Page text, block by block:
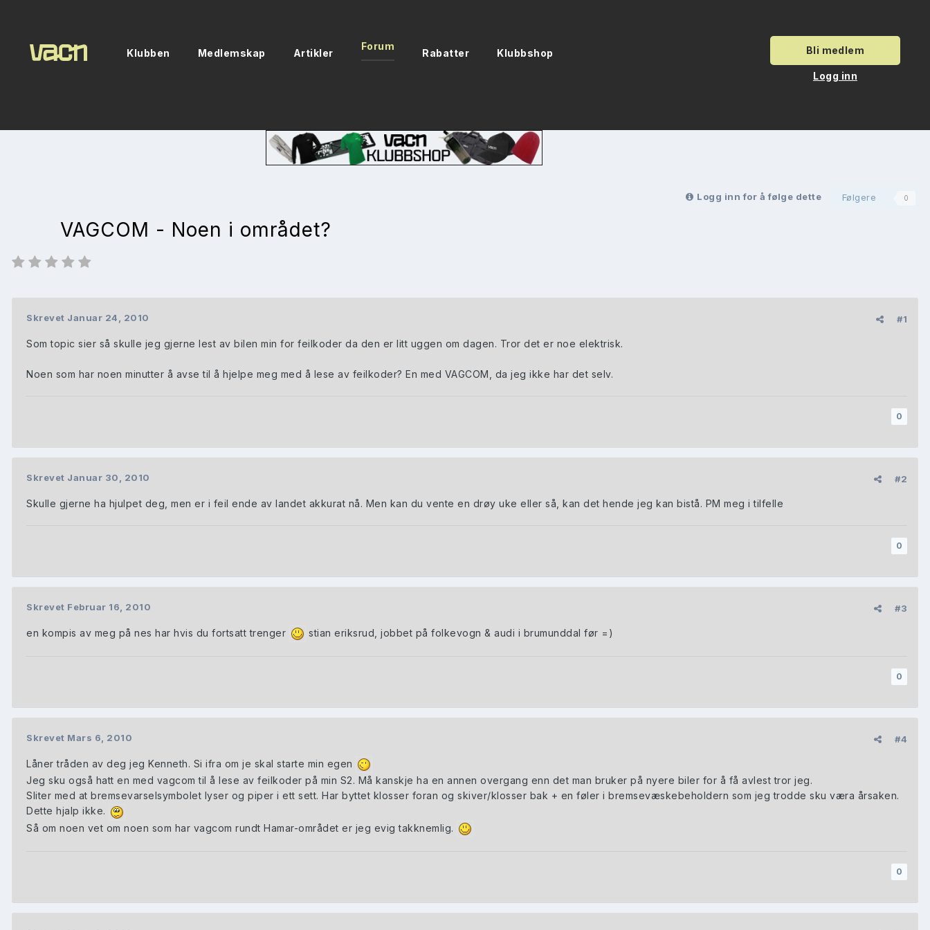
Klubben Medlemskap Artikler
Forum
Rabatter Klubbshop Bli medlem
Logg inn
Logg inn for å følge dette Følgere 0
VAGCOM - Noen i området?
#1
Skrevet Januar 24, 2010
Som topic sier så skulle jeg gjerne lest av bilen min for feilkoder da den er litt uggen om dagen. Tror det er noe elektrisk.
Noen som har noen minutter å avse til å hjelpe meg med å lese av feilkoder? En med VAGCOM, da jeg ikke har det selv.
0
#2
Skrevet Januar 30, 2010
Skulle gjerne ha hjulpet deg, men er i feil ende av landet akkurat nå. Men kan du vente en drøy uke eller så, kan det hende jeg kan bistå. PM meg i tilfelle
0
#3
Skrevet Februar 16, 2010
en kompis av meg på nes har hvis du fortsatt trenger stian eriksrud, jobbet på folkevogn & audi i brumunddal før =)
0
#4
Skrevet Mars 6, 2010
Låner tråden av deg jeg Kenneth. Si ifra om je skal starte min egen
Jeg sku også hatt en med vagcom til å lese av feilkoder på min S2. Må kanskje ha en annen overgang enn det man bruker på nyere biler for å få avlest tror jeg.
Sliter med at bremsevarselsymbolet lyser og piper i ett sett. Har byttet klosser foran og skiver/klosser bak + en føler i bremsevæskebeholdern som jeg trodde sku væra årsaken.
Dette hjalp ikke.
Så om noen vet om noen som har vagcom rundt Hamar-området er jeg evig takknemlig.
0